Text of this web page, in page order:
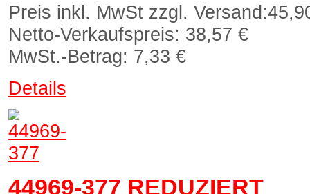
Preis inkl. MwSt zzgl. Versand:
Netto-Verkaufspreis: 38,57 €
MwSt.-Betrag: 7,33 €
Details
44969-377 REDUZIERT